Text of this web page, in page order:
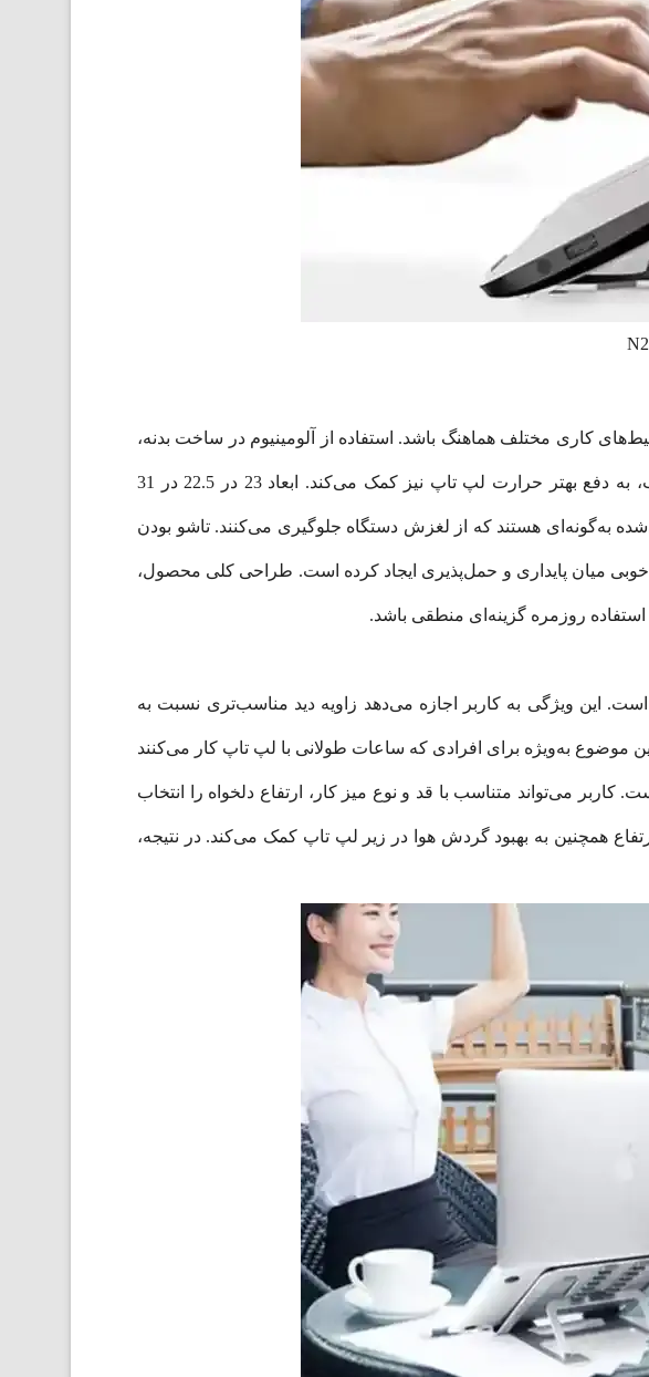
کاری مختلف هماهنگ باشد. استفاده از آلومینیوم در ساخت بدنه،
حس استحکام و کیفیت را در همان نگاه اول منتقل می‌کند. این متریال علاوه بر مقاومت مناسب، به دفع بهتر حرارت لپ تاپ نیز کمک می‌کند. ابعاد 23 در 22.5 در 31
به‌گونه‌ای هستند که از لغزش دستگاه جلوگیری می‌کنند. تاشو بودن
میان پایداری و حمل‌پذیری ایجاد کرده است. طراحی کلی محصول،
است. این ویژگی به کاربر اجازه می‌دهد زاویه دید مناسب‌تری نسبت به
موضوع به‌ویژه برای افرادی که ساعات طولانی با لپ تاپ کار می‌کنند
می‌تواند متناسب با قد و نوع میز کار، ارتفاع دلخواه را انتخاب
همچنین به بهبود گردش هوا در زیر لپ تاپ کمک می‌کند. در نتیجه،